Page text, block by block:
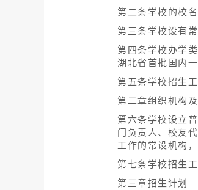
第二条学校的校
第三条学校设有
第四条学校办学
湖北省首批国内
第五条学校招生
第二章组织机构
第六条学校设立
门负责人、校友
工作的常设机构
第七条学校招生
第三章招生计划